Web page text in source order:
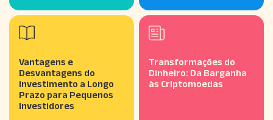
Vantagens e
Desvantagens do
Investimento a Longo
Prazo para Pequenos
Investidores
Transformações do
Dinheiro: Da Barganha
às Criptomoedas